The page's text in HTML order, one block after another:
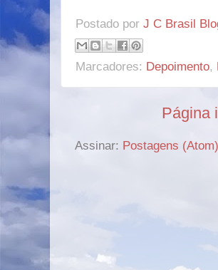
Postado por J C Brasil
Marcadores: Depoimento,
Página
Assinar: Postagens (Atom)